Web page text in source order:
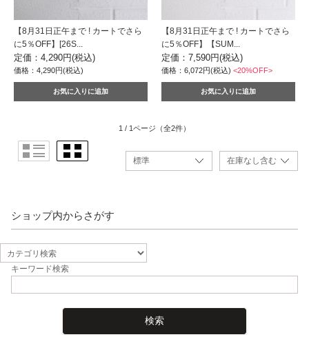
【8月31日正午まで ! カートでさら
に5％OFF】[26S...
定価：4,290円(税込)
価格：4,290円(税込)
【8月31日正午まで ! カートでさら
に5％OFF】【SUM...
定価：7,590円(税込)
価格：6,072円(税込)<20%OFF>
1 / 1ページ （全2件）
ショップ内からさがす
キーワード検索